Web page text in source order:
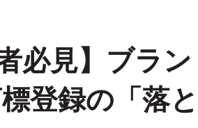
必見】ブラ
登録の「落